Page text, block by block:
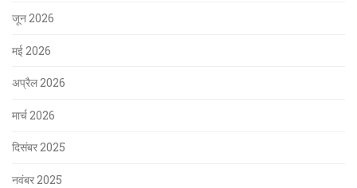
जून 2026
मई 2026
अप्रैल 2026
मार्च 2026
दिसंबर 2025
नवंबर 2025